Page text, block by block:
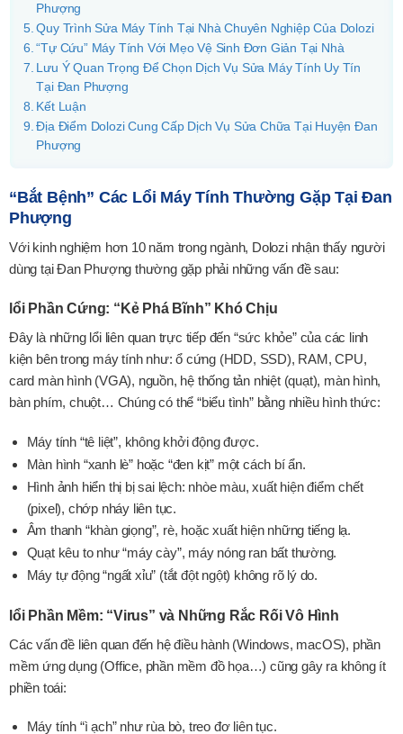
Phượng
Quy Trình Sửa Máy Tính Tại Nhà Chuyên Nghiệp Của Dolozi
“Tự Cứu” Máy Tính Với Mẹo Vệ Sinh Đơn Giản Tại Nhà
Lưu Ý Quan Trọng Để Chọn Dịch Vụ Sửa Máy Tính Uy Tín
Tại Đan Phượng
Kết Luận
Địa Điểm Dolozi Cung Cấp Dịch Vụ Sửa Chữa Tại Huyện Đan
Phượng
“Bắt Bệnh” Các Lổi Máy Tính Thường Gặp Tại Đan
Phượng
Với kinh nghiệm hơn 10 năm trong ngành, Dolozi nhận thấy người
dùng tại Đan Phượng thường gặp phải những vấn đề sau:
lổi Phần Cứng: “Kẻ Phá Bĩnh” Khó Chịu
Đây là những lổi liên quan trực tiếp đến “sức khỏe” của các linh
kiện bên trong máy tính như: ổ cứng (HDD, SSD), RAM, CPU,
card màn hình (VGA), nguồn, hệ thống tản nhiệt (quạt), màn hình,
bàn phím, chuột… Chúng có thể “biểu tình” bằng nhiều hình thức:
Máy tính “tê liệt”, không khởi động được.
Màn hình “xanh lè” hoặc “đen kịt” một cách bí ẩn.
Hình ảnh hiển thị bị sai lệch: nhòe màu, xuất hiện điểm chết
(pixel), chớp nháy liên tục.
Âm thanh “khàn giọng”, rè, hoặc xuất hiện những tiếng lạ.
Quạt kêu to như “máy cày”, máy nóng ran bất thường.
Máy tự động “ngất xỉu” (tắt đột ngột) không rõ lý do.
lổi Phần Mềm: “Virus” và Những Rắc Rối Vô Hình
Các vấn đề liên quan đến hệ điều hành (Windows, macOS), phần
mềm ứng dụng (Office, phần mềm đồ họa…) cũng gây ra không ít
phiền toái:
Máy tính “ì ạch” như rùa bò, treo đơ liên tục.